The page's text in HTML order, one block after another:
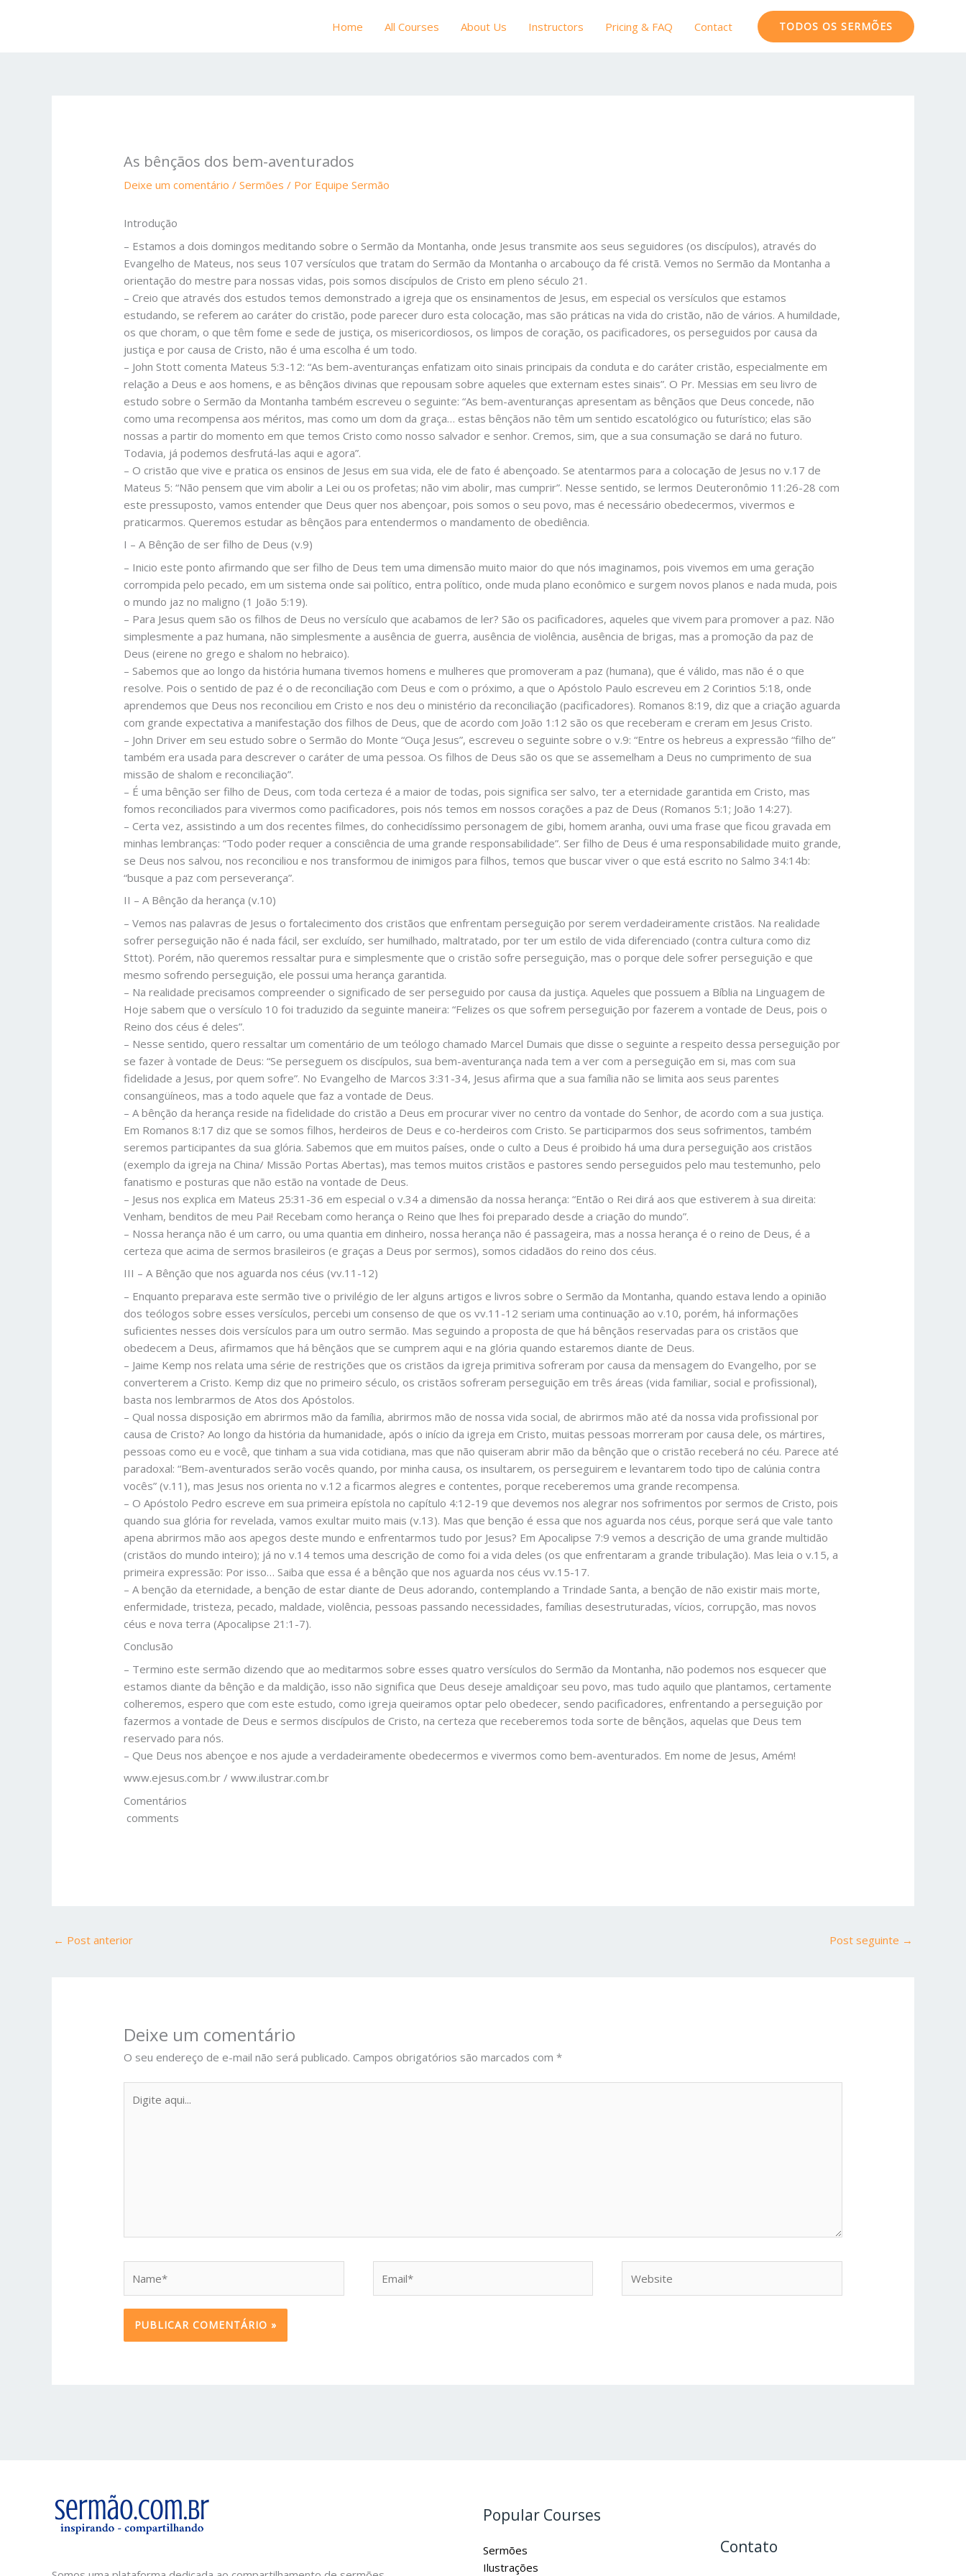
Home All Courses About Us Instructors Pricing & FAQ Contact TODOS OS SERMÕES
As bênçãos dos bem-aventurados
Deixe um comentário /Sermões / Por Equipe Sermão
Introdução
– Estamos a dois domingos meditando sobre o Sermão da Montanha, onde Jesus transmite aos seus seguidores (os discípulos), através do
Evangelho de Mateus, nos seus 107 versículos que tratam do Sermão da Montanha o arcabouço da fé cristã. Vemos no Sermão da Montanha a
orientação do mestre para nossas vidas, pois somos discípulos de Cristo em pleno século 21.
– Creio que através dos estudos temos demonstrado a igreja que os ensinamentos de Jesus, em especial os versículos que estamos
estudando, se referem ao caráter do cristão, pode parecer duro esta colocação, mas são práticas na vida do cristão, não de vários. A humildade,
os que choram, o que têm fome e sede de justiça, os misericordiosos, os limpos de coração, os pacificadores, os perseguidos por causa da
justiça e por causa de Cristo, não é uma escolha é um todo.
– John Stott comenta Mateus 5:3-12: “As bem-aventuranças enfatizam oito sinais principais da conduta e do caráter cristão, especialmente em
relação a Deus e aos homens, e as bênçãos divinas que repousam sobre aqueles que externam estes sinais”. O Pr. Messias em seu livro de
estudo sobre o Sermão da Montanha também escreveu o seguinte: “As bem-aventuranças apresentam as bênçãos que Deus concede, não
como uma recompensa aos méritos, mas como um dom da graça… estas bênçãos não têm um sentido escatológico ou futurístico; elas são
nossas a partir do momento em que temos Cristo como nosso salvador e senhor. Cremos, sim, que a sua consumação se dará no futuro.
Todavia, já podemos desfrutá-las aqui e agora”.
– O cristão que vive e pratica os ensinos de Jesus em sua vida, ele de fato é abençoado. Se atentarmos para a colocação de Jesus no v.17 de
Mateus 5: “Não pensem que vim abolir a Lei ou os profetas; não vim abolir, mas cumprir”. Nesse sentido, se lermos Deuteronômio 11:26-28 com
este pressuposto, vamos entender que Deus quer nos abençoar, pois somos o seu povo, mas é necessário obedecermos, vivermos e
praticarmos. Queremos estudar as bênçãos para entendermos o mandamento de obediência.
I – A Bênção de ser filho de Deus (v.9)
– Inicio este ponto afirmando que ser filho de Deus tem uma dimensão muito maior do que nós imaginamos, pois vivemos em uma geração
corrompida pelo pecado, em um sistema onde sai político, entra político, onde muda plano econômico e surgem novos planos e nada muda, pois
o mundo jaz no maligno (1 João 5:19).
– Para Jesus quem são os filhos de Deus no versículo que acabamos de ler? São os pacificadores, aqueles que vivem para promover a paz. Não
simplesmente a paz humana, não simplesmente a ausência de guerra, ausência de violência, ausência de brigas, mas a promoção da paz de
Deus (eirene no grego e shalom no hebraico).
– Sabemos que ao longo da história humana tivemos homens e mulheres que promoveram a paz (humana), que é válido, mas não é o que
resolve. Pois o sentido de paz é o de reconciliação com Deus e com o próximo, a que o Apóstolo Paulo escreveu em 2 Corintios 5:18, onde
aprendemos que Deus nos reconciliou em Cristo e nos deu o ministério da reconciliação (pacificadores). Romanos 8:19, diz que a criação aguarda
com grande expectativa a manifestação dos filhos de Deus, que de acordo com João 1:12 são os que receberam e creram em Jesus Cristo.
– John Driver em seu estudo sobre o Sermão do Monte “Ouça Jesus”, escreveu o seguinte sobre o v.9: “Entre os hebreus a expressão “filho de”
também era usada para descrever o caráter de uma pessoa. Os filhos de Deus são os que se assemelham a Deus no cumprimento de sua
missão de shalom e reconciliação”.
– É uma bênção ser filho de Deus, com toda certeza é a maior de todas, pois significa ser salvo, ter a eternidade garantida em Cristo, mas
fomos reconciliados para vivermos como pacificadores, pois nós temos em nossos corações a paz de Deus (Romanos 5:1; João 14:27).
– Certa vez, assistindo a um dos recentes filmes, do conhecidíssimo personagem de gibi, homem aranha, ouvi uma frase que ficou gravada em
minhas lembranças: “Todo poder requer a consciência de uma grande responsabilidade”. Ser filho de Deus é uma responsabilidade muito grande,
se Deus nos salvou, nos reconciliou e nos transformou de inimigos para filhos, temos que buscar viver o que está escrito no Salmo 34:14b:
“busque a paz com perseverança”.
II – A Bênção da herança (v.10)
– Vemos nas palavras de Jesus o fortalecimento dos cristãos que enfrentam perseguição por serem verdadeiramente cristãos. Na realidade
sofrer perseguição não é nada fácil, ser excluído, ser humilhado, maltratado, por ter um estilo de vida diferenciado (contra cultura como diz
Sttot). Porém, não queremos ressaltar pura e simplesmente que o cristão sofre perseguição, mas o porque dele sofrer perseguição e que
mesmo sofrendo perseguição, ele possui uma herança garantida.
– Na realidade precisamos compreender o significado de ser perseguido por causa da justiça. Aqueles que possuem a Bíblia na Linguagem de
Hoje sabem que o versículo 10 foi traduzido da seguinte maneira: “Felizes os que sofrem perseguição por fazerem a vontade de Deus, pois o
Reino dos céus é deles”.
– Nesse sentido, quero ressaltar um comentário de um teólogo chamado Marcel Dumais que disse o seguinte a respeito dessa perseguição por
se fazer à vontade de Deus: “Se perseguem os discípulos, sua bem-aventurança nada tem a ver com a perseguição em si, mas com sua
fidelidade a Jesus, por quem sofre”. No Evangelho de Marcos 3:31-34, Jesus afirma que a sua família não se limita aos seus parentes
consangüíneos, mas a todo aquele que faz a vontade de Deus.
– A bênção da herança reside na fidelidade do cristão a Deus em procurar viver no centro da vontade do Senhor, de acordo com a sua justiça.
Em Romanos 8:17 diz que se somos filhos, herdeiros de Deus e co-herdeiros com Cristo. Se participarmos dos seus sofrimentos, também
seremos participantes da sua glória. Sabemos que em muitos países, onde o culto a Deus é proibido há uma dura perseguição aos cristãos
(exemplo da igreja na China/ Missão Portas Abertas), mas temos muitos cristãos e pastores sendo perseguidos pelo mau testemunho, pelo
fanatismo e posturas que não estão na vontade de Deus.
– Jesus nos explica em Mateus 25:31-36 em especial o v.34 a dimensão da nossa herança: “Então o Rei dirá aos que estiverem à sua direita:
Venham, benditos de meu Pai! Recebam como herança o Reino que lhes foi preparado desde a criação do mundo”.
– Nossa herança não é um carro, ou uma quantia em dinheiro, nossa herança não é passageira, mas a nossa herança é o reino de Deus, é a
certeza que acima de sermos brasileiros (e graças a Deus por sermos), somos cidadãos do reino dos céus.
III – A Bênção que nos aguarda nos céus (vv.11-12)
– Enquanto preparava este sermão tive o privilégio de ler alguns artigos e livros sobre o Sermão da Montanha, quando estava lendo a opinião
dos teólogos sobre esses versículos, percebi um consenso de que os vv.11-12 seriam uma continuação ao v.10, porém, há informações
suficientes nesses dois versículos para um outro sermão. Mas seguindo a proposta de que há bênçãos reservadas para os cristãos que
obedecem a Deus, afirmamos que há bênçãos que se cumprem aqui e na glória quando estaremos diante de Deus.
– Jaime Kemp nos relata uma série de restrições que os cristãos da igreja primitiva sofreram por causa da mensagem do Evangelho, por se
converterem a Cristo. Kemp diz que no primeiro século, os cristãos sofreram perseguição em três áreas (vida familiar, social e profissional),
basta nos lembrarmos de Atos dos Apóstolos.
– Qual nossa disposição em abrirmos mão da família, abrirmos mão de nossa vida social, de abrirmos mão até da nossa vida profissional por
causa de Cristo? Ao longo da história da humanidade, após o início da igreja em Cristo, muitas pessoas morreram por causa dele, os mártires,
pessoas como eu e você, que tinham a sua vida cotidiana, mas que não quiseram abrir mão da bênção que o cristão receberá no céu. Parece até
paradoxal: “Bem-aventurados serão vocês quando, por minha causa, os insultarem, os perseguirem e levantarem todo tipo de calúnia contra
vocês” (v.11), mas Jesus nos orienta no v.12 a ficarmos alegres e contentes, porque receberemos uma grande recompensa.
– O Apóstolo Pedro escreve em sua primeira epístola no capítulo 4:12-19 que devemos nos alegrar nos sofrimentos por sermos de Cristo, pois
quando sua glória for revelada, vamos exultar muito mais (v.13). Mas que benção é essa que nos aguarda nos céus, porque será que vale tanto
apena abrirmos mão aos apegos deste mundo e enfrentarmos tudo por Jesus? Em Apocalipse 7:9 vemos a descrição de uma grande multidão
(cristãos do mundo inteiro); já no v.14 temos uma descrição de como foi a vida deles (os que enfrentaram a grande tribulação). Mas leia o v.15, a
primeira expressão: Por isso… Saiba que essa é a bênção que nos aguarda nos céus vv.15-17.
– A benção da eternidade, a benção de estar diante de Deus adorando, contemplando a Trindade Santa, a benção de não existir mais morte,
enfermidade, tristeza, pecado, maldade, violência, pessoas passando necessidades, famílias desestruturadas, vícios, corrupção, mas novos
céus e nova terra (Apocalipse 21:1-7).
Conclusão
– Termino este sermão dizendo que ao meditarmos sobre esses quatro versículos do Sermão da Montanha, não podemos nos esquecer que
estamos diante da bênção e da maldição, isso não significa que Deus deseje amaldiçoar seu povo, mas tudo aquilo que plantamos, certamente
colheremos, espero que com este estudo, como igreja queiramos optar pelo obedecer, sendo pacificadores, enfrentando a perseguição por
fazermos a vontade de Deus e sermos discípulos de Cristo, na certeza que receberemos toda sorte de bênçãos, aquelas que Deus tem
reservado para nós.
– Que Deus nos abençoe e nos ajude a verdadeiramente obedecermos e vivermos como bem-aventurados. Em nome de Jesus, Amém!
www.ejesus.com.br / www.ilustrar.com.br
Comentários
comments
← Post anterior Post seguinte →
Deixe um comentário
O seu endereço de e-mail não será publicado. Campos obrigatórios são marcados com*
aqui...
Popular Courses
Sermões
Ilustrações
Contato